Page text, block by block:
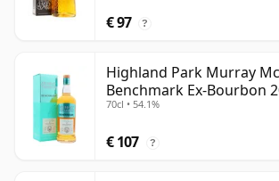
€ 97 ?
Highland Park Murray
Benchmark Ex-Bourbon
oud
70cl • 54.1%
€ 107 ?